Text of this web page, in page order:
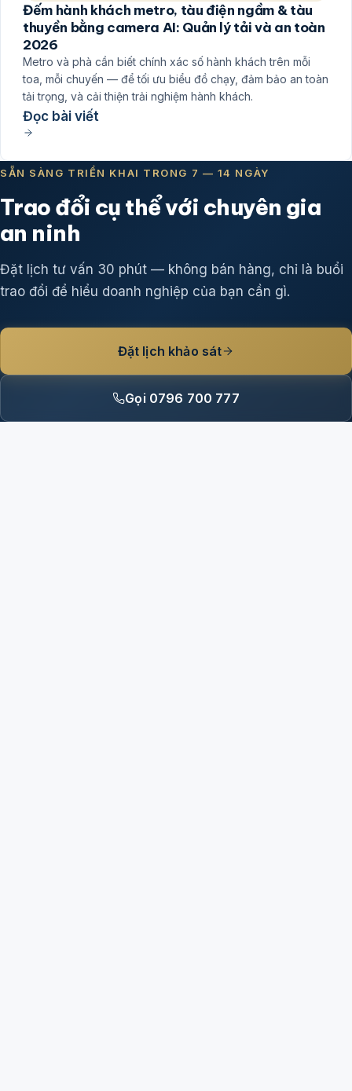
Đếm hành khách metro, tàu điện ngầm & tàu
thuyền bằng camera AI: Quản lý tải và an toàn
2026
Metro và phà cần biết chính xác số hành khách trên mỗi
toa, mỗi chuyến — để tối ưu biểu đồ chạy, đảm bảo an toàn
tải trọng, và cải thiện trải nghiệm hành khách.
Đọc bài viết
SẴN SÀNG TRIỂN KHAI TRONG 7 — 14 NGÀY
Trao đổi cụ thể với chuyên gia
an ninh
Đặt lịch tư vấn 30 phút — không bán hàng, chỉ là buổi
trao đổi để hiểu doanh nghiệp của bạn cần gì.
Đặt lịch khảo sát
Gọi 0796 700 777